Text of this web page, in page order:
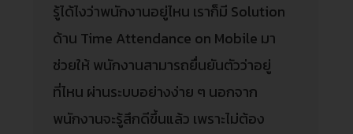
รู้ได้ไงว่าพนักงานอยู่ไหน เราก็มี Solution
ด้าน Time Attendance on Mobile มา
ช่วยให้ พนักงานสามารถยื่นยันตัวว่าอยู่
ที่ไหน ผ่านระบบอย่างง่าย ๆ นอกจาก
พนักงานจะรู้สึกดีขึ้นแล้ว เพราะไม่ต้อง